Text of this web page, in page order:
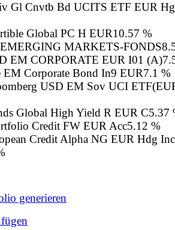
Gl Cnvtb Bd UCITS ETF EUR
Global PC H EUR10.57 %
MARKETS-FONDS
EM CORPORATE EUR I01 (A)
EM Corporate Bond In9 EUR7.1 %
USD EM Sov UCI
Global High Yield R EUR C5.37
Credit FW EUR Acc5.12 %
Credit Alpha NG EUR Hdg Inc
generieren